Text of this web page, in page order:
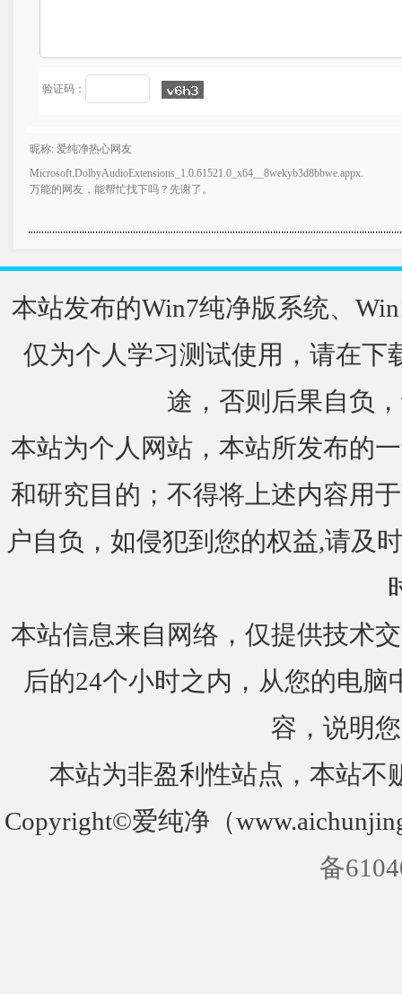
验证码：
昵称: 爱纯净热心网友
Microsoft.DolbyAudioExtensions_1.0.61521.0_x64__8wekyb3d8bbwe.appx.
万能的网友，能帮忙找下吗？先谢了。
本站发布的Win7纯净版系统、
仅为个人学习测试使用，请在下
途，否则后果自负
本站为个人网站，本站所发布的
和研究目的；不得将上述内容用
户自负，如侵犯到您的权益,请及
本站信息来自网络，仅提供技术
后的24个小时之内，从您的电
容，说明
本站为非盈利性站点，本站不
Copyright©爱纯净（
备